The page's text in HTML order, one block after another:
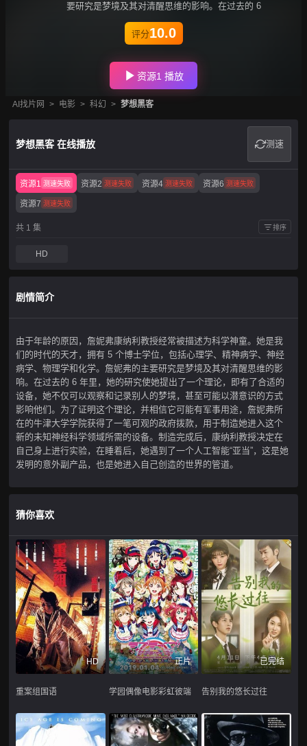
要研究是梦境及其对清醒思维的影响。在过去的 6
评分10.0
资源1 播放
AI找片网 > 电影 > 科幻 > 梦想黑客
梦想黑客 在线播放 测速
资源1 测速失败 资源2 测速失败 资源4 测速失败 资源6 测速失败
资源7 测速失败
共 1 集 排序
HD
剧情简介
由于年龄的原因，詹妮弗康纳利教授经常被描述为科学神童。她是我
们的时代的天才，拥有 5 个博士学位，包括心理学、精神病学、神经
病学、物理学和化学。詹妮弗的主要研究是梦境及其对清醒思维的影
响。在过去的 6 年里，她的研究使她提出了一个理论，即有了合适的
设备，她不仅可以观察和记录别人的梦境，甚至可能以潜意识的方式
影响他们。为了证明这个理论，并相信它可能有军事用途，詹妮弗所
在的牛津大学学院获得了一笔可观的政府拨款，用于制造她进入这个
新的未知神经科学领域所需的设备。制造完成后，康纳利教授决定在
自己身上进行实验，在睡着后，她遇到了一个人工智能“亚当”，这是她
发明的意外副产品，也是她进入自己创造的世界的管道。
猜你喜欢
HD
重案组国语
正片
学园偶像电影彩虹彼端
已完结
告别我的悠长过往